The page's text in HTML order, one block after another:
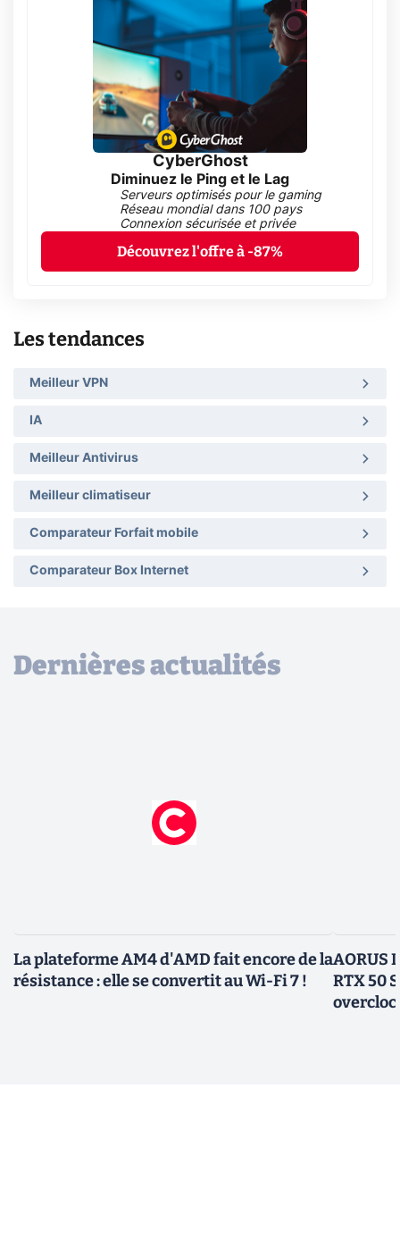
CyberGhost
Diminuez le Ping et le Lag
Serveurs optimisés pour le gaming
Réseau mondial dans 100 pays
Connexion sécurisée et privée
Découvrez l'offre à -87%
Les tendances
Meilleur VPN
IA
Meilleur Antivirus
Meilleur climatiseur
Comparateur Forfait mobile
Comparateur Box Internet
Dernières actualités
La plateforme AM4 d'AMD fait encore de la
résistance : elle se convertit au Wi-Fi 7 !
AORUS
RTX 50